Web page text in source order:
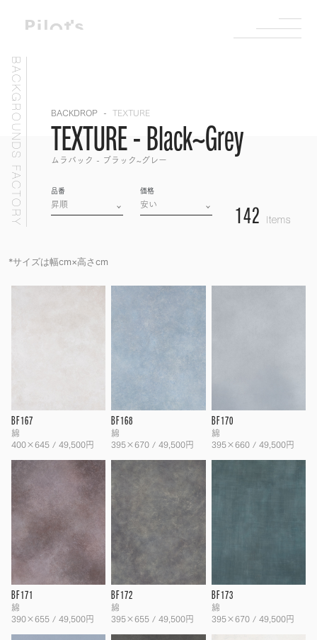
BACKGROUNDS FACTORY BACKDROP TEXTURE
TEXTURE - Black~Grey
ムラバック - ブラック~グレー
品番 価格
142 Items
*サイズは幅cm×高さcm
BF167
綿
400×645 / 49,500円
BF168
綿
395×670 / 49,500円
BF170
綿
395×660 / 49,500円
BF171
綿
390×655 / 49,500円
BF172
綿
395×655 / 49,500円
BF173
綿
395×670 / 49,500円